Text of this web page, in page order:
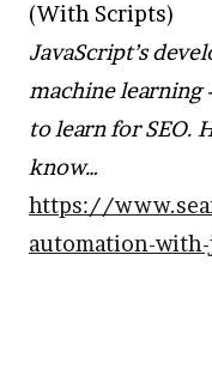
(With Scripts)
JavaScript’s
machine learning
to learn for SEO.
know…
https://
automation-